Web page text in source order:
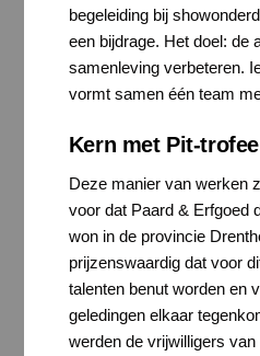
begeleiding bij
een bijdrage. Het doel: de
samenleving verbeteren.
vormt samen één team
Kern met Pit-trofee
Deze manier van werken
voor dat Paard & Erfgoed
won in de provincie
prijzenswaardig dat voor
talenten benut worden en
geledingen elkaar
werden de vrijwilligers